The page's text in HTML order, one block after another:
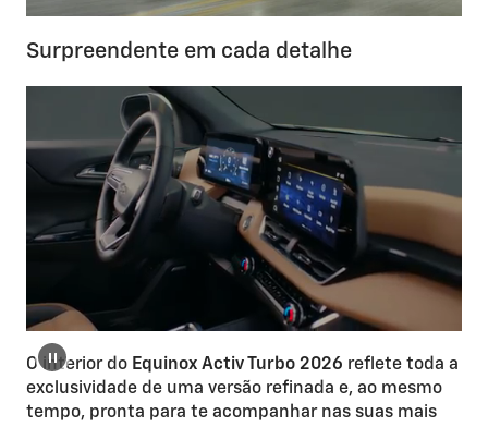
Surpreendente em cada detalhe
O interior do Equinox Activ Turbo 2026 reflete toda a
exclusividade de uma versão refinada e, ao mesmo
tempo, pronta para te acompanhar nas suas mais